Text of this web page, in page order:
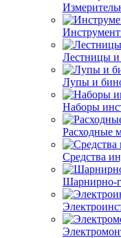
Лестницы и
Лупы и
Наборы
Расходные
Средства
Шарнирно-